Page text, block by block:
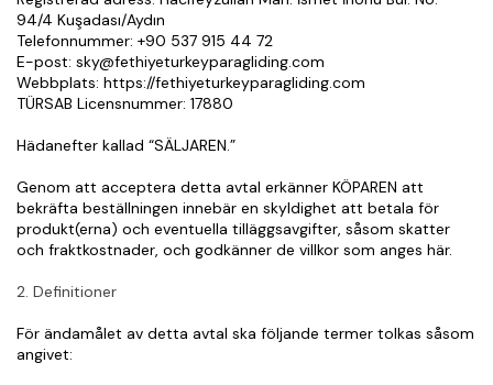
94/4 Kuşadası/Aydın
Telefonnummer: +90 537 915 44 72
E-post: sky@fethiyeturkeyparagliding.com
Webbplats: https://fethiyeturkeyparagliding.com
TÜRSAB Licensnummer: 17880
Hädanefter kallad “SÄLJAREN.”
Genom att acceptera detta avtal erkänner KÖPAREN att
bekräfta beställningen innebär en skyldighet att betala för
produkt(erna) och eventuella tilläggsavgifter, såsom skatter
och fraktkostnader, och godkänner de villkor som anges här.
2. Definitioner
För ändamålet av detta avtal ska följande termer tolkas såsom
angivet: